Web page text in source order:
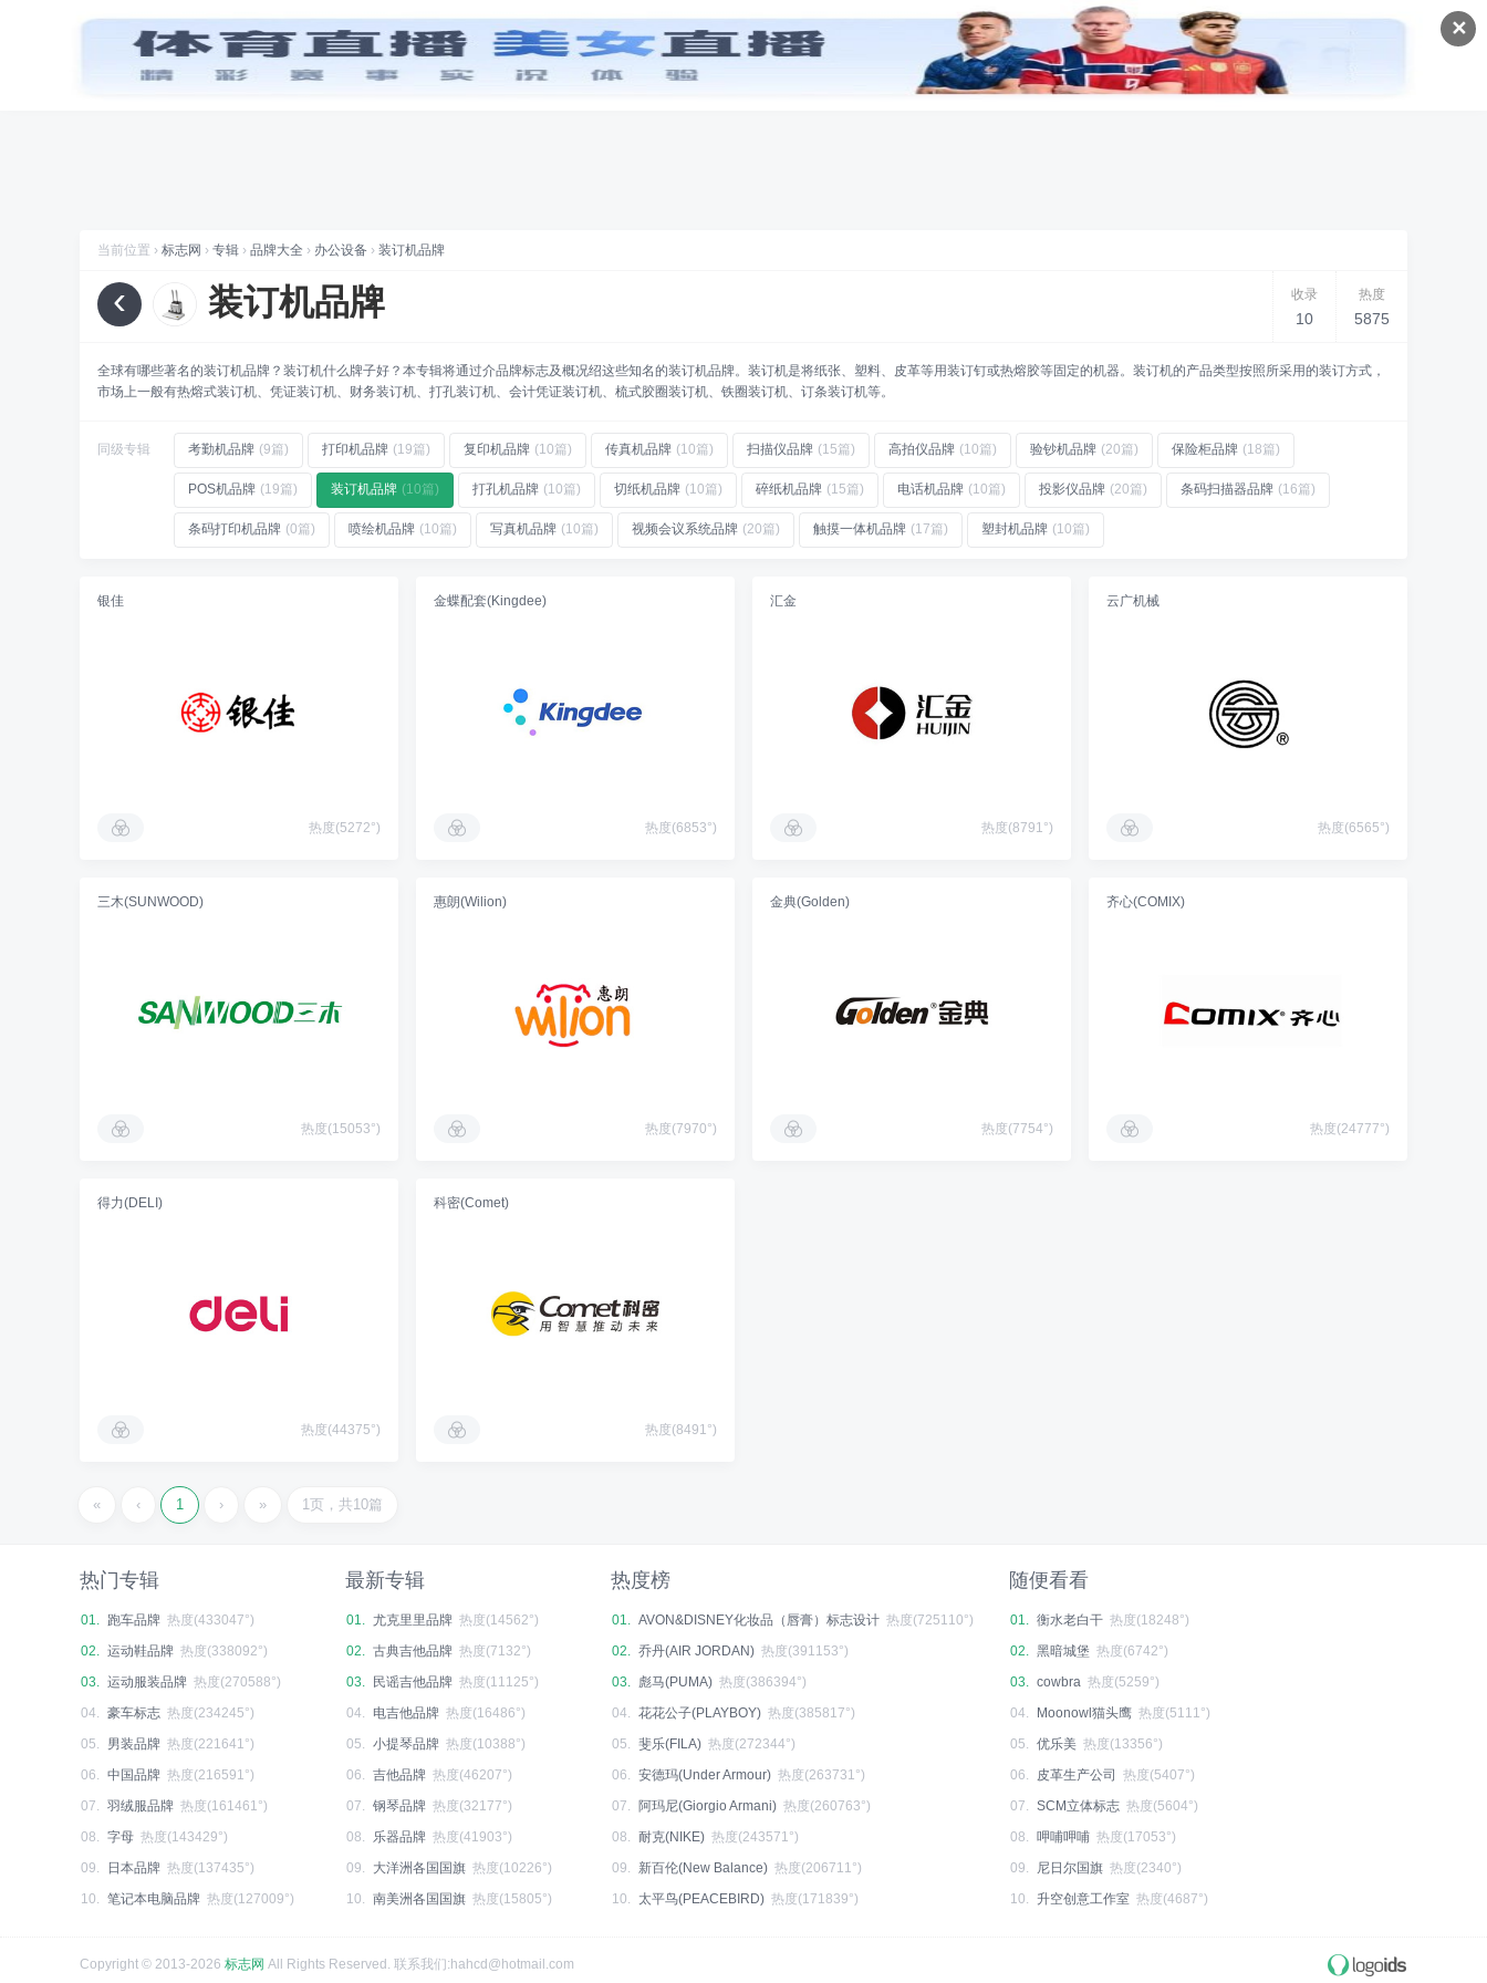
✕
首页 品牌 创意 字体 工具
推荐专辑 篮球品牌 (14) 网球品牌 (16) 口香糖品牌
标志网WAP版已上线，手机也能访问
数据 标志网已累计超过 78,992,492 次浏览
当前位置 › 标志网 › 专辑 › 品牌大全 › 办公设备 › 装订机品牌
‹ 装订机品牌 收录
10
热度
5875
全球有哪些著名的装订机品牌？装订机什么牌子好？本专辑将通过介品牌标志及概况绍这些知名的装订机品牌。装订机是将纸张、塑料、皮革等用装订钉或热熔胶等固定的机器。装订机的产品类型按照所采用的装订方式，
市场上一般有热熔式装订机、凭证装订机、财务装订机、打孔装订机、会计凭证装订机、梳式胶圈装订机、铁圈装订机、订条装订机等。
同级专辑 考勤机品牌 (9篇) 打印机品牌 (19篇) 复印机品牌 (10篇) 传真机品牌 (10篇) 扫描仪品牌 (15篇) 高拍仪品牌 (10篇) 验钞机品牌 (20篇) 保险柜品牌 (18篇)
POS机品牌 (19篇) 装订机品牌 (10篇) 打孔机品牌 (10篇) 切纸机品牌 (10篇) 碎纸机品牌 (15篇) 电话机品牌 (10篇) 投影仪品牌 (20篇) 条码扫描器品牌 (16篇)
条码打印机品牌 (0篇) 喷绘机品牌 (10篇) 写真机品牌 (10篇) 视频会议系统品牌 (20篇) 触摸一体机品牌 (17篇) 塑封机品牌 (10篇)
银佳
热度(5272°)
金蝶配套(Kingdee)
热度(6853°)
汇金
热度(8791°)
云广机械
热度(6565°)
三木(SUNWOOD)
热度(15053°)
惠朗(Wilion)
热度(7970°)
金典(Golden)
热度(7754°)
齐心(COMIX)
热度(24777°)
得力(DELI)
热度(44375°)
科密(Comet)
热度(8491°)
« ‹ 1 › » 1页，共10篇
热门专辑
01. 跑车品牌 热度(433047°)
02. 运动鞋品牌 热度(338092°)
03. 运动服装品牌 热度(270588°)
04. 豪车标志 热度(234245°)
05.
男装品牌 热度(221641°)
06. 中国品牌 热度(216591°)
07. 羽绒服品牌 热度(161461°)
08. 字母 热度(143429°)
09.
日本品牌 热度(137435°)
10. 笔记本电脑品牌 热度(127009°)
最新专辑
01. 尤克里里品牌 热度(14562°)
02. 古典吉他品牌 热度(7132°)
03.
民谣吉他品牌 热度(11125°)
04.
电吉他品牌 热度(16486°)
05. 小提琴品牌 热度(10388°)
06. 吉他品牌 热度(46207°)
07. 钢琴品牌 热度(32177°)
08.
乐器品牌 热度(41903°)
09.
大洋洲各国国旗 热度(10226°)
10. 南美洲各国国旗 热度(15805°)
热度榜
01. AVON&DISNEY化妆品（唇膏）标志设计 热度(725110°)
02. 乔丹(AIR JORDAN) 热度(391153°)
03. 彪马(PUMA) 热度(386394°)
04. 花花公子(PLAYBOY) 热度(385817°)
05. 斐乐(FILA) 热度(272344°)
06. 安德玛(Under Armour) 热度(263731°)
07.
阿玛尼(Giorgio Armani) 热度(260763°)
08. 耐克(NIKE) 热度(243571°)
09.
新百伦(New Balance) 热度(206711°)
10. 太平鸟(PEACEBIRD) 热度(171839°)
随便看看
01. 衡水老白干 热度(18248°)
02. 黑暗城堡 热度(6742°)
03. cowbra 热度(5259°)
04.
Moonowl猫头鹰 热度(5111°)
05. 优乐美 热度(13356°)
06.
皮革生产公司
热度(5407°)
07. SCM立体标志 热度(5604°)
08. 呷哺呷哺 热度(17053°)
09.
尼日尔国旗 热度(2340°)
10. 升空创意工作室 热度(4687°)
Copyright © 2013-2026 标志网 All Rights Reserved. 联系我们:hahcd@hotmail.com